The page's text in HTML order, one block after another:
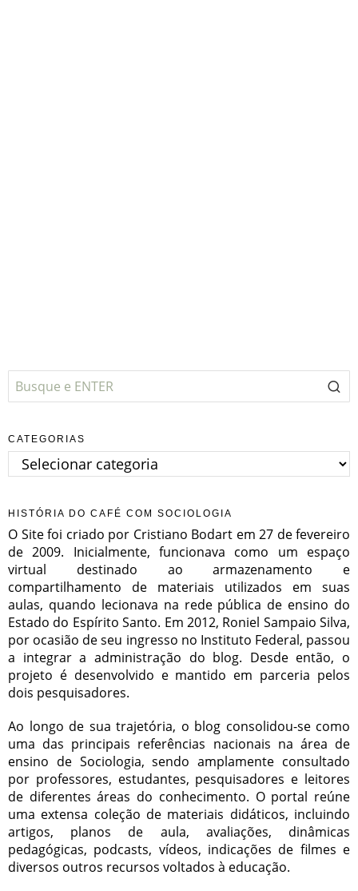
CATEGORIAS
Categorias
HISTÓRIA DO CAFÉ COM SOCIOLOGIA
O Site foi criado por Cristiano Bodart em 27 de fevereiro
de 2009. Inicialmente, funcionava como um espaço
virtual destinado ao armazenamento e
compartilhamento de materiais utilizados em suas
aulas, quando lecionava na rede pública de ensino do
Estado do Espírito Santo. Em 2012, Roniel Sampaio Silva,
por ocasião de seu ingresso no Instituto Federal, passou
a integrar a administração do blog. Desde então, o
projeto é desenvolvido e mantido em parceria pelos
dois pesquisadores.
Ao longo de sua trajetória, o blog consolidou-se como
uma das principais referências nacionais na área de
ensino de Sociologia, sendo amplamente consultado
por professores, estudantes, pesquisadores e leitores
de diferentes áreas do conhecimento. O portal reúne
uma extensa coleção de materiais didáticos, incluindo
artigos, planos de aula, avaliações, dinâmicas
pedagógicas, podcasts, vídeos, indicações de filmes e
diversos outros recursos voltados à educação.